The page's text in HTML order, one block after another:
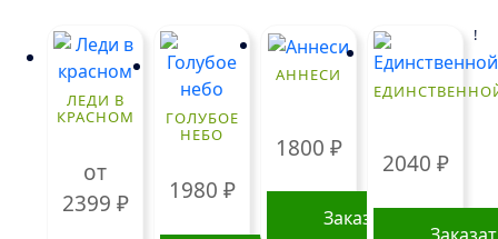
ЛЕДИ В
КРАСНОМ
от
2399 ₽
ГОЛУБОЕ
НЕБО
1980 ₽
АННЕСИ
1800 ₽
Заказать
2040 ₽
!